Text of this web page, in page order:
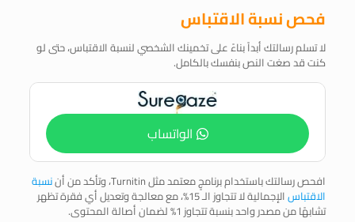
فحص نسبة الاقتباس
لا تسلم رسالتك أبداً بناءً على تخمينك الشخصي لنسبة الاقتباس، حتى لو
كنت قد صغت النص بنفسك بالكامل.
الواتساب
افحص رسالتك باستخدام برنامجٍ معتمد مثل Turnitin، وتأكد من أن نسبة
الاقتباس الإجمالية لا تتجاوز الـ 15%، مع معالجة وتعديل أي فقرة تظهر
تشابهًا من مصدر واحد بنسبة تتجاوز 1% لضمان أصالة المحتوى.